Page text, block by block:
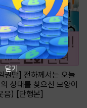
권만] 전하께서는 오늘
상대를 찾으신 모양이
음) [단행본]
닫기